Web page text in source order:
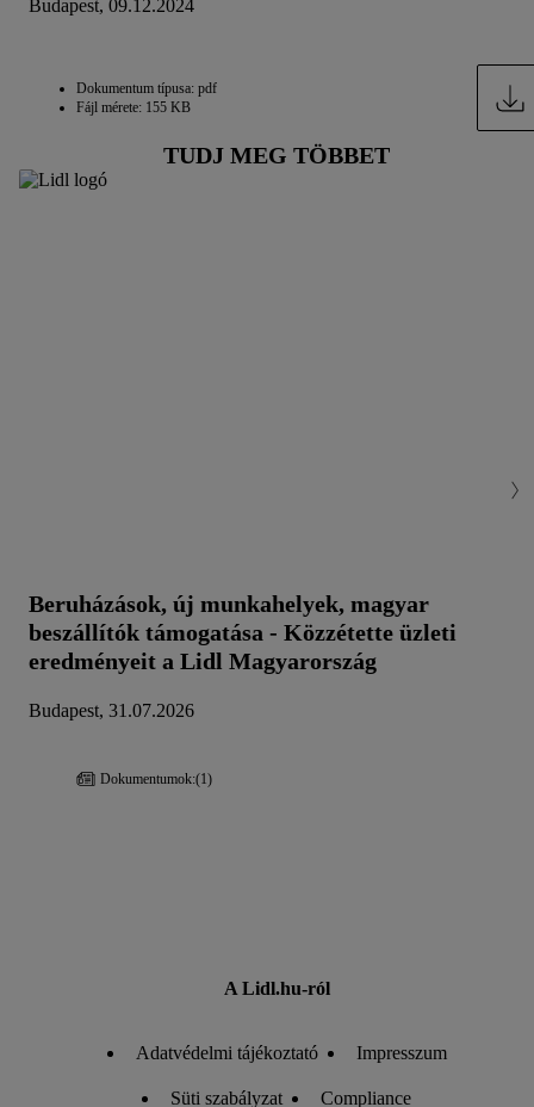
Budapest, 09.12.2024
Dokumentum típusa: pdf
Fájl mérete: 155 KB
TUDJ MEG TÖBBET
Beruházások, új munkahelyek, magyar
beszállítók támogatása - Közzétette üzleti
eredményeit a Lidl Magyarország
Budapest, 31.07.2026
Dokumentumok:(1)
A Lidl.hu-ról
Adatvédelmi tájékoztató Impresszum
Süti szabályzat Compliance